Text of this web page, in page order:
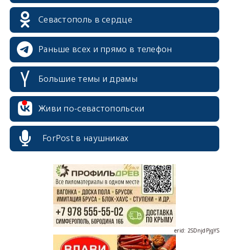
Севастополь в сердце
Раньше всех и прямо в телефон
Большие темы и драмы
Живи по-севастопольски
ForPost в наушниках
erid: 2SDnjdPjgYS